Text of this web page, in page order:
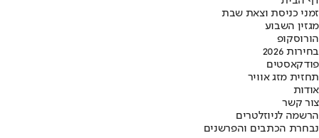
זמני כניסת וצאת שבת
מגזין השבוע
הורוסקופ
בחירות 2026
פודקאסטים
תחזית מזג אוויר
אודות
צור קשר
הרשמה לניוזלטרים
נבחרת הכתבים והפרשנים